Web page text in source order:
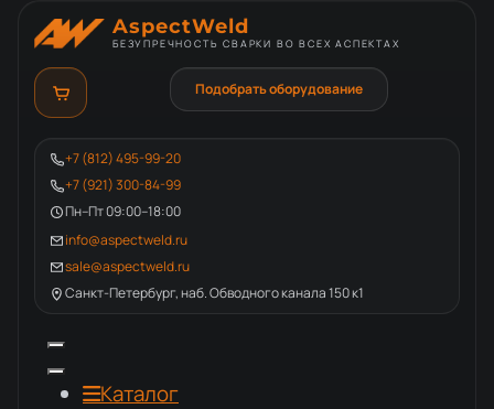
AspectWeld
БЕЗУПРЕЧНОСТЬ СВАРКИ ВО ВСЕХ АСПЕКТАХ
+7 (812) 495-99-20
+7 (921) 300-84-99
Пн–Пт 09:00–18:00
info@aspectweld.ru
sale@aspectweld.ru
Санкт-Петербург, наб. Обводного канала 150 к1
Подобрать оборудование
Каталог